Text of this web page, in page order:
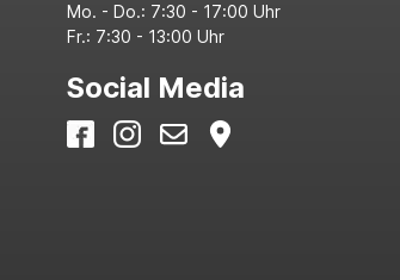
Mo. - Do.: 7:30 - 17:00 Uhr
Fr.: 7:30 - 13:00 Uhr
Social Media